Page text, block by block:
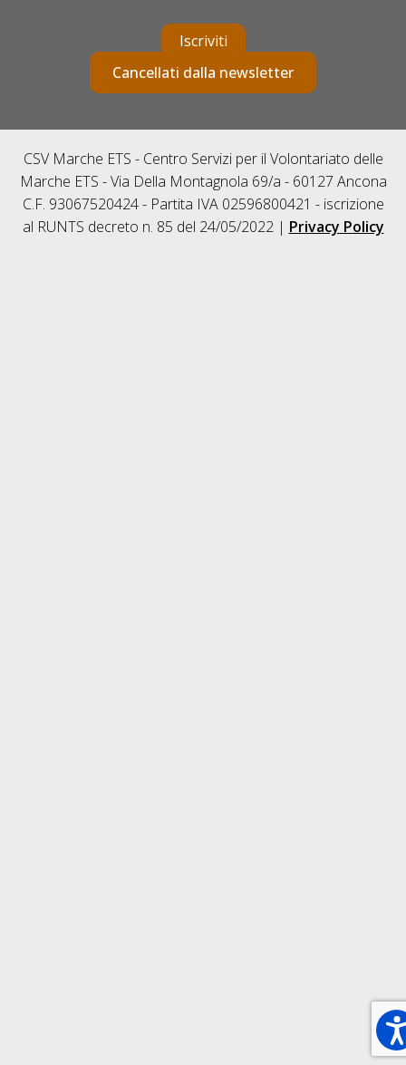
Iscriviti
Cancellati dalla newsletter
CSV Marche ETS - Centro Servizi per il Volontariato delle
Marche ETS - Via Della Montagnola 69/a - 60127 Ancona
C.F. 93067520424 - Partita IVA 02596800421 - iscrizione
al RUNTS decreto n. 85 del 24/05/2022 | Privacy Policy